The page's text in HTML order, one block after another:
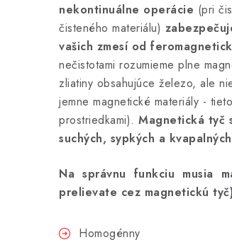
nekontinuálne operácie (pri
čisteného materiálu)
vašich zmesí od
nečistotami rozumieme plne
zliatiny obsahujúce železo, ale
jemne magnetické materiály -
prostriedkami). Magnetická tyč
suchých, sypkých a
Na správnu funkciu musia
prelievate cez magnetickú
Homogénny